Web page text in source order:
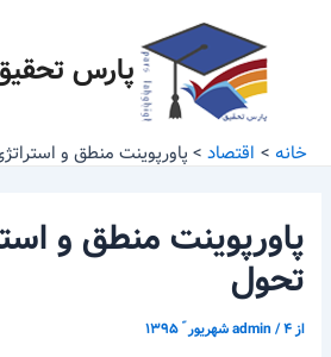
پارس
خانه اقتصاد پاورپوینت منطق و
پاورپوینت منطق و
تحول
از admin/۴ شهریور ّ ۱۳۹۵